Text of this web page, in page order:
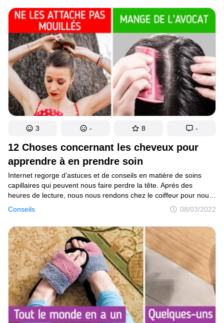
de surmonter ce problème.
12 Choses concernant les cheveux pour
apprendre à en prendre soin
Conseils 08/03/2022
Internet regorge d’astuces et de conseils en matière de soins
capillaires qui peuvent nous faire perdre la tête. Après des
heures de lecture, nous nous rendons chez le coiffeur pour nous
faire couper quelques centimètres, nous achetons le produit que
le professionnel nous recommande et nous revenons au point
de départ. Quoi qu’il en soit, il est préférable de tenir compte des
avis d’experts pour comprendre comment se comportent nos
cheveux et pouvoir prendre de bonnes décisions.
3 - 8 -